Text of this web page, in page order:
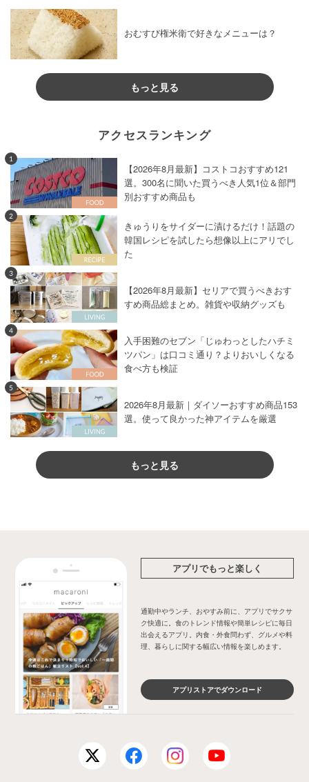
おむすび権米衛で好きなメニューは？
もっと見る
アクセスランキング
1
【2026年8月最新】コストコおすすめ121
選。300名に聞いた買うべき人気1位＆部門
別おすすめ商品も
2
きゅうりをサイダーに漬けるだけ！話題の
韓国レシピを試したら想像以上にアリでし
た
3
【2026年8月最新】セリアで買うべきおす
すめ商品総まとめ。雑貨や収納グッズも
4
入手困難のセブン「じゅわっとしたハチミ
ツパン」は口コミ通り？よりおいしくなる
食べ方も検証
5
2026年8月最新｜ダイソーおすすめ商品153
選。使って良かった神アイテムを厳選
もっと見る
アプリでもっと楽しく
通勤中やランチ、おやすみ前に、アプリでサクサ
ク快適に。食のトレンド情報や簡単レシピに毎日
出会えるアプリ。内食・外食問わず、グルメや料
理、暮らしに関する幅広い情報を楽しめます。
アプリストアでダウンロード